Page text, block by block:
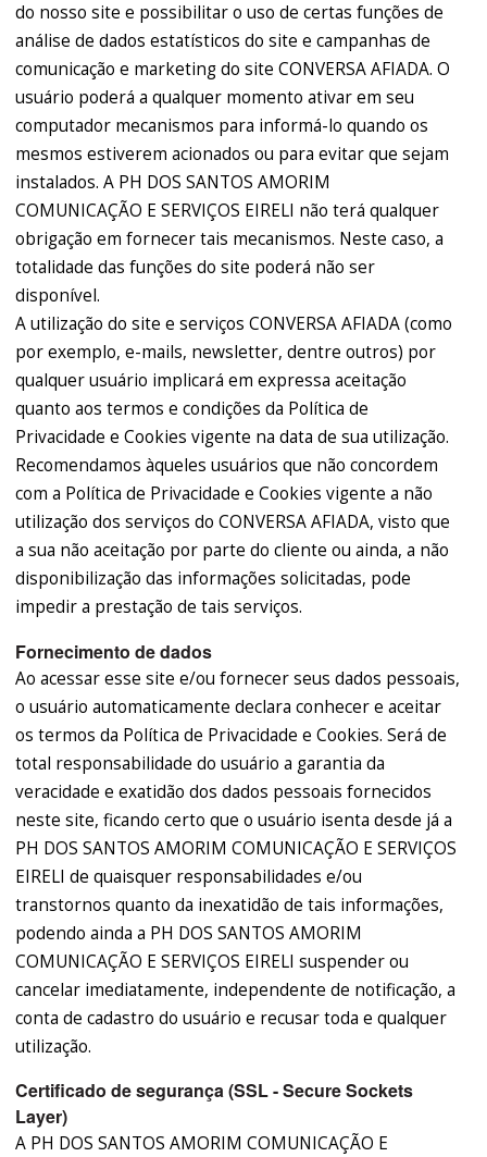
do nosso site e possibilitar o uso de certas funções de
análise de dados estatísticos do site e campanhas de
comunicação e marketing do site CONVERSA AFIADA. O
usuário poderá a qualquer momento ativar em seu
computador mecanismos para informá-lo quando os
mesmos estiverem acionados ou para evitar que sejam
instalados. A PH DOS SANTOS AMORIM
COMUNICAÇÃO E SERVIÇOS EIRELI não terá qualquer
obrigação em fornecer tais mecanismos. Neste caso, a
totalidade das funções do site poderá não ser
disponível.
A utilização do site e serviços CONVERSA AFIADA (como
por exemplo, e-mails, newsletter, dentre outros) por
qualquer usuário implicará em expressa aceitação
quanto aos termos e condições da Política de
Privacidade e Cookies vigente na data de sua utilização.
Recomendamos àqueles usuários que não concordem
com a Política de Privacidade e Cookies vigente a não
utilização dos serviços do CONVERSA AFIADA, visto que
a sua não aceitação por parte do cliente ou ainda, a não
disponibilização das informações solicitadas, pode
impedir a prestação de tais serviços.
Fornecimento de dados
Ao acessar esse site e/ou fornecer seus dados pessoais,
o usuário automaticamente declara conhecer e aceitar
os termos da Política de Privacidade e Cookies. Será de
total responsabilidade do usuário a garantia da
veracidade e exatidão dos dados pessoais fornecidos
neste site, ficando certo que o usuário isenta desde já a
PH DOS SANTOS AMORIM COMUNICAÇÃO E SERVIÇOS
EIRELI de quaisquer responsabilidades e/ou
transtornos quanto da inexatidão de tais informações,
podendo ainda a PH DOS SANTOS AMORIM
COMUNICAÇÃO E SERVIÇOS EIRELI suspender ou
cancelar imediatamente, independente de notificação, a
conta de cadastro do usuário e recusar toda e qualquer
utilização.
Certificado de segurança (SSL - Secure Sockets
Layer)
A PH DOS SANTOS AMORIM COMUNICAÇÃO E